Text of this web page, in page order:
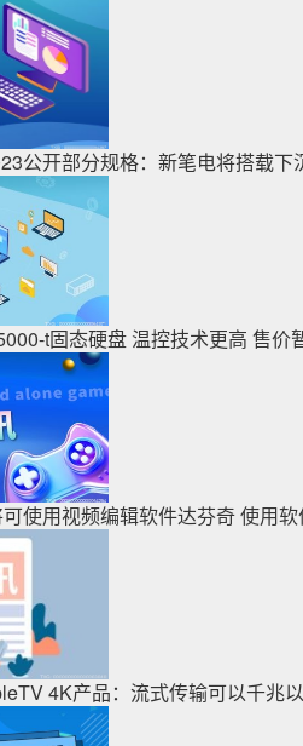
公开部分规格：新笔电将搭载下
t固态硬盘 温控技术更高 售价
使用视频编辑软件达芬奇 使用
4K产品：流式传输可以千兆